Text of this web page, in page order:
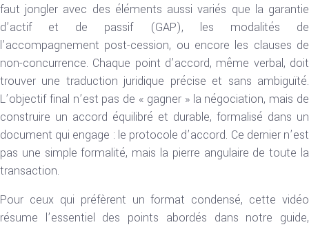
faut jongler avec des éléments aussi variés que la garantie
d’actif et de passif (GAP), les modalités de
l’accompagnement post-cession, ou encore les clauses de
non-concurrence. Chaque point d’accord, même verbal, doit
trouver une traduction juridique précise et sans ambiguïté.
L’objectif final n’est pas de « gagner » la négociation, mais de
construire un accord équilibré et durable, formalisé dans un
document qui engage : le protocole d’accord. Ce dernier n’est
pas une simple formalité, mais la pierre angulaire de toute la
transaction.
Pour ceux qui préfèrent un format condensé, cette vidéo
résume l’essentiel des points abordés dans notre guide,